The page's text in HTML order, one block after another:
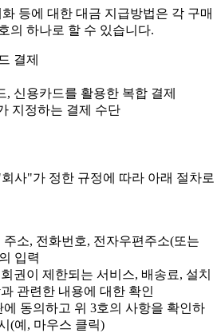
등에 대한 대금 지급방법은 각 구매
의 하나로 할 수 있습니다.
결제
, 신용카드를 활용한 복합 결제
지정하는 결제 수단
사"가 정한 규정에 따라 아래 절차로
주소, 전화번호, 전자우편주소(또는
입력
권이 제한되는 서비스, 배송료, 설치
관련한 내용에 대한 확인
에 동의하고 위 3호의 사항을 확인하
(예, 마우스 클릭)